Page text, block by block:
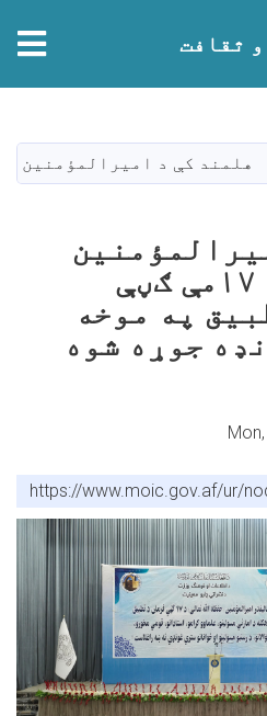
main
content
و ثقافت
هلمند کې د امیرالمؤمنین (حفظه الله) د ۱۷مې ګڼې فرمان د ښه تطبیق په
(حفظه الله) د ۱۷مې ګڼې
په موخه
جوړه شوه
https://www.moic.gov.af/ur/